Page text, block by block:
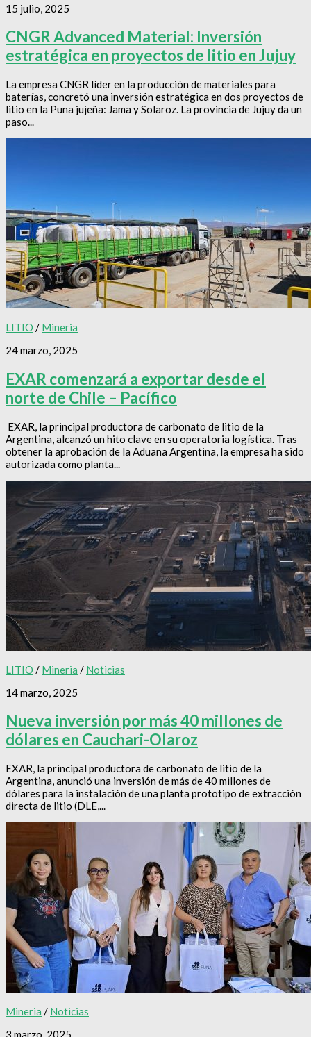
15 julio, 2025
CNGR Advanced Material: Inversión
estratégica en proyectos de litio en Jujuy
La empresa CNGR líder en la producción de materiales para
baterías, concretó una inversión estratégica en dos proyectos de
litio en la Puna jujeña: Jama y Solaroz. La provincia de Jujuy da un
paso...
LITIO / Mineria
24 marzo, 2025
EXAR comenzará a exportar desde el
norte de Chile – Pacífico
EXAR, la principal productora de carbonato de litio de la
Argentina, alcanzó un hito clave en su operatoria logística. Tras
obtener la aprobación de la Aduana Argentina, la empresa ha sido
autorizada como planta...
LITIO / Mineria / Noticias
14 marzo, 2025
Nueva inversión por más 40 millones de
dólares en Cauchari-Olaroz
EXAR, la principal productora de carbonato de litio de la
Argentina, anunció una inversión de más de 40 millones de
dólares para la instalación de una planta prototipo de extracción
directa de litio (DLE,...
Mineria / Noticias
3 marzo, 2025